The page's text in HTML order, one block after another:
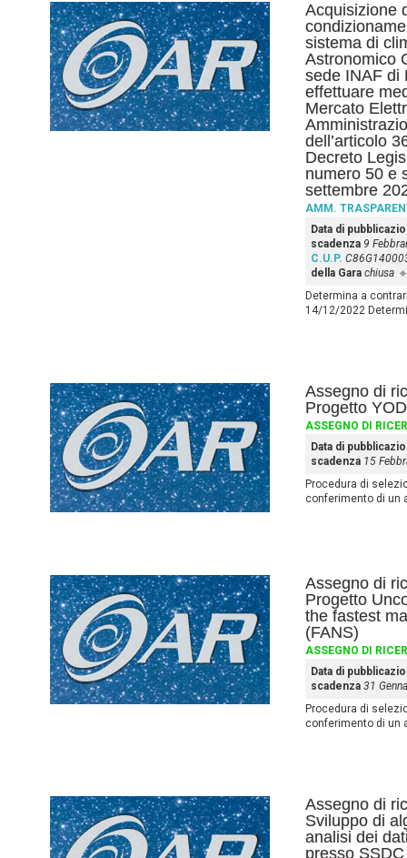
Acquisizione
sistema di
Astronomico
sede INAF di
effettuare
Mercato
dell’articolo
Decreto
numero 50 e
settembre
AMM.
Data di
scadenza 9
C.U.P.
della Gara chiusa
Determina a
14/12/2022
Assegno di
Progetto
ASSEGNO DI
Data di
scadenza 15
Procedura di
conferimento di un
Assegno di
Progetto
the fastest
(FANS)
ASSEGNO DI
Data di
scadenza 31
Procedura di
conferimento di un
Assegno di
Sviluppo di
analisi dei
presso SSDC